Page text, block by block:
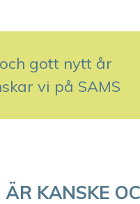
gott nytt år
vi på SAMS
ÄR KANSKE